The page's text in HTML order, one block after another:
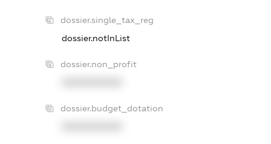
dossier.single_tax_reg
dossier.notInList
dossier.non_profit
dossier.budget_dotation